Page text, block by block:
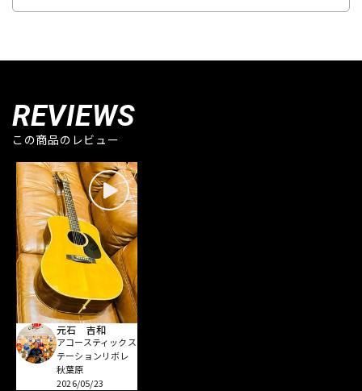
REVIEWS
この商品のレビュー
元石 吉和
アコースティックス
テーションリボレ
秋葉原
2026/05/23